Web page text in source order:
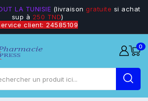
LA TUNISIE (livraison gratuite si achat
sup à 250 TND)
client: 24585109
0